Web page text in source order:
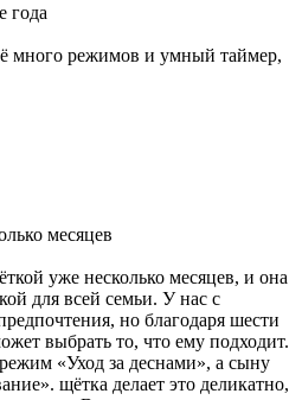
года
много режимов и умный таймер,
месяцев
уже несколько месяцев, и она
для всей семьи. У нас с
но благодаря шести
выбрать то, что ему подходит.
«Уход за деснами», а сыну
щётка делает это деликатно,